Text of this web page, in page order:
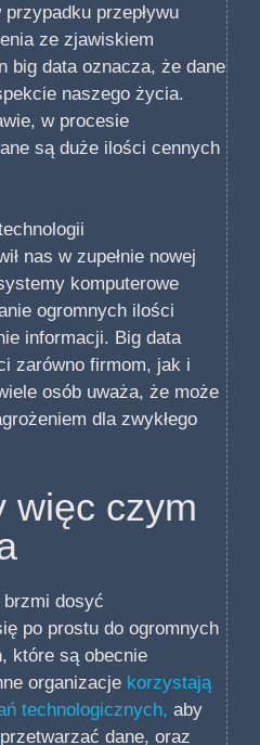
przepływu
ze zjawiskiem
big data oznacza, że dane
naszego życia.
w procesie
są duże ilości cennych
nas w zupełnie nowej
komputerowe
ogromnych ilości
informacji. Big data
zarówno firmom, jak i
osób uważa, że może
dla zwykłego
więc czym
dosyć
po prostu do ogromnych
które są obecnie
organizacje korzystają
technologicznych, aby
dane, oraz